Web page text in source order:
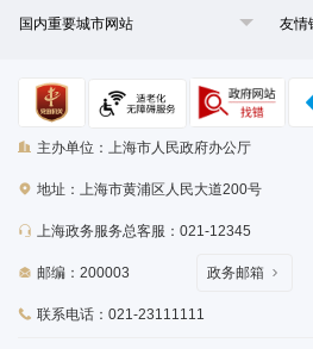
国内重要城市网站 友情
主办单位：上海市人民政府办公厅
地址：上海市黄浦区人民大道200号
上海政务服务总客服：021-12345
邮编：200003
联系电话：021-23111111
政务邮箱